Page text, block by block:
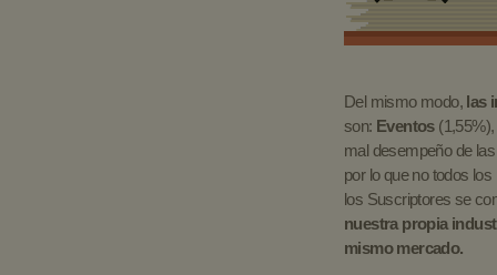
Del mismo modo, las
son: Eventos(1,55%),
mal desempeño de
por lo que no todos
los Suscriptores se
nuestra propia
mismo mercado.